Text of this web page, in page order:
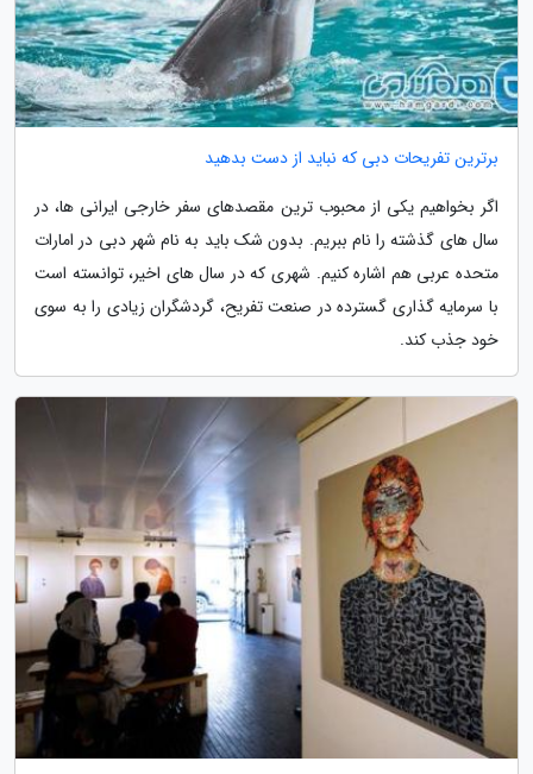
برترین تفریحات دبی که نباید از دست بدهید
اگر بخواهیم یکی از محبوب ترین مقصدهای سفر خارجی ایرانی ها، در
سال های گذشته را نام ببریم. بدون شک باید به نام شهر دبی در امارات
متحده عربی هم اشاره کنیم. شهری که در سال های اخیر، توانسته است
با سرمایه گذاری گسترده در صنعت تفریح، گردشگران زیادی را به سوی
خود جذب کند.